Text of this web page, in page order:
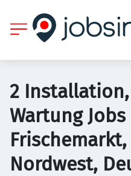
2
Wartung
Nordwest,